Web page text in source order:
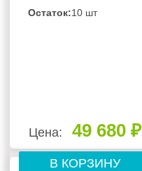
Остаток:10 шт
Цена: 49 680 ₽
В КОРЗИНУ